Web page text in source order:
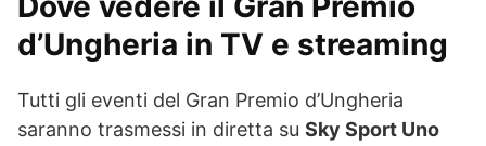
d’Ungheria in TV e streaming
Tutti gli eventi del Gran Premio d’Ungheria
saranno trasmessi in diretta su Sky Sport Uno